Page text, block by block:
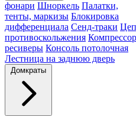
фонари Шноркель Палатки,
тенты, маркизы Блокировка
дифференциала Сенд-траки
противоскольжения
ресиверы Консоль потолочная
Лестница на заднюю дверь
Домкраты